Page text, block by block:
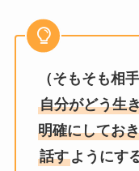
（そもそも相
自分がどう生
明確にしておき
話すようにす